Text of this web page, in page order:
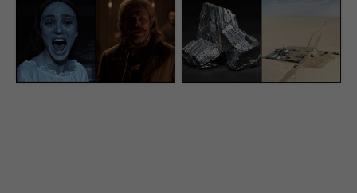
Na Netflix dorazila
geniálna novinka aj s
dabingom. Má aj
slovenský rukopis
USA našli pod púšťou
surovinový poklad za 152
miliárd dolárov. V ťažbe
im stojí nečakaná
prekážka